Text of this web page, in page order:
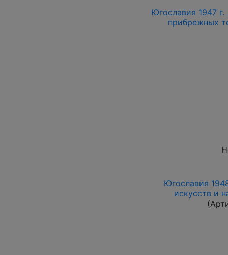
Югославия 1947
прибрежных
Югославия
искусств и